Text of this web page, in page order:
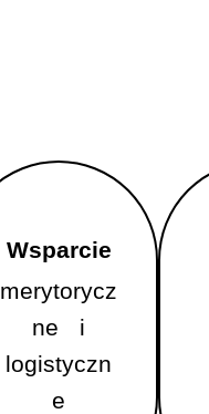
Wsparcie
merytorycz
ne i
logistyczn
e
Wsparcie
ne i